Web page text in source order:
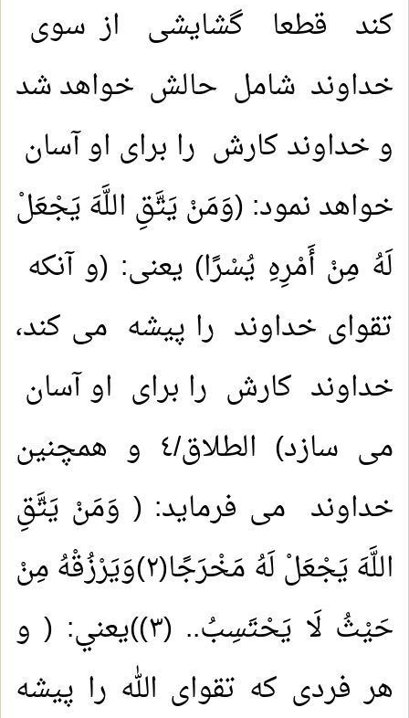
کند قطعا گشایشی از سوی
خداوند شامل حالش خواهد شد
و خداوند کارش را برای او آسان
خواهد نمود: (وَمَنْ يَتَّقِ اللَّهَ يَجْعَلْ
لَهُ مِنْ أَمْرِهِ يُسْرًا) يعنى: (و آنکه
تقوای خداوند را پیشه می کند،
خداوند کارش را برای او آسان
می سازد) الطلاق/٤ و همچنین
خداوند می فرماید: ( وَمَنْ يَتَّقِ
اللَّهَ يَجْعَلْ لَهُ مَخْرَجًا(٢)وَيَرْزُقْهُ مِنْ
حَيْثُ لَا يَحْتَسِبُ.. (٣))يعني: ( و
هر فردی که تقوای الله را پیشه